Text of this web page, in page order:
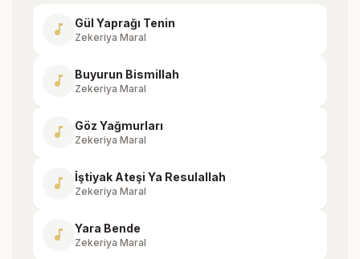
music_note Gül Yaprağı Tenin
Zekeriya Maral
music_note Buyurun Bismillah
Zekeriya Maral
music_note Göz Yağmurları
Zekeriya Maral
music_note İştiyak Ateşi Ya Resulallah
Zekeriya Maral
music_note Yara Bende
Zekeriya Maral